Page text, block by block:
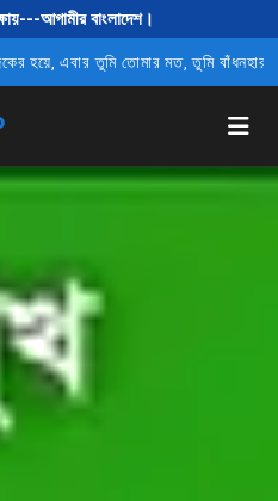
আগামীর বাংলাদেশ।
তুমি তোমার মত, তুমি বাঁধনহারা, তোমার